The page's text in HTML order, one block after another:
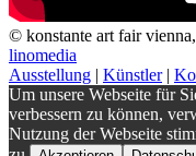
© konstante art fair
linomedia
Ausstellung | Künstler|
Um unsere Webseite für
verbessern zu können,
Nutzung der Webseite